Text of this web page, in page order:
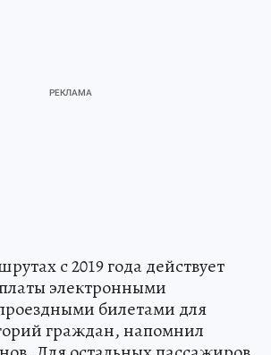
с 2019 года действует
электронными
билетами для
граждан, напомнил